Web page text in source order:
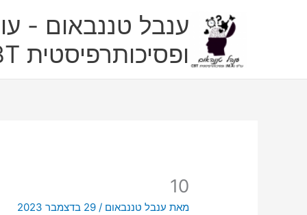
ענבל טננבאום -
ופסיכותרפיסטית CBT
10
מאת ענבל טננבאום/29 בדצמבר 2023